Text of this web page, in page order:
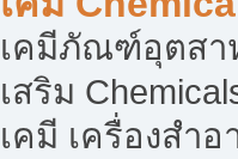
เคมีภัณฑ์อุตสา
เสริม
เคมี เครื่องสำ